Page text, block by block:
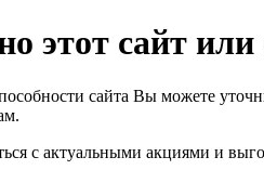
этот сайт
сайта Вы можете
с актуальными акциями и